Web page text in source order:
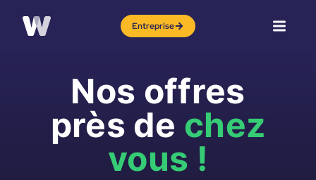
Entreprise
Nos offres
près de chez
vous !